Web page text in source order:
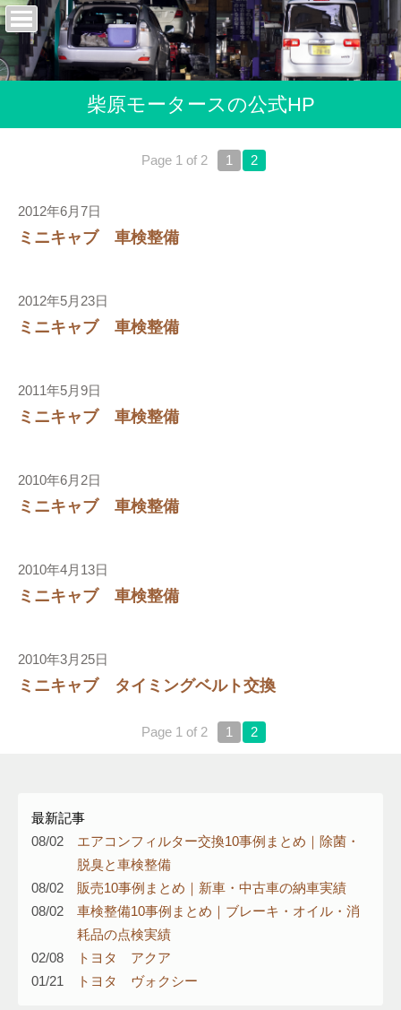
柴原モータースの公式HP
Page 1 of 2 1 2
2012年6月7日
ミニキャブ 車検整備
2012年5月23日
ミニキャブ 車検整備
2011年5月9日
ミニキャブ 車検整備
2010年6月2日
ミニキャブ 車検整備
2010年4月13日
ミニキャブ 車検整備
2010年3月25日
ミニキャブ タイミングベルト交換
Page 1 of 2 1 2
最新記事
08/02
エアコンフィルター交換10事例まとめ｜除菌・
脱臭と車検整備
08/02
販売10事例まとめ｜新車・中古車の納車実績
08/02
車検整備10事例まとめ｜ブレーキ・オイル・消
耗品の点検実績
02/08
トヨタ アクア
01/21
トヨタ ヴォクシー